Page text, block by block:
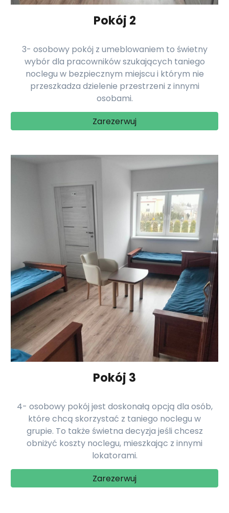
Pokój 2
3- osobowy pokój z umeblowaniem to świetny
wybór dla pracowników szukających taniego
noclegu w bezpiecznym miejscu i którym nie
przeszkadza dzielenie przestrzeni z innymi
osobami.
Zarezerwuj
Pokój 3
4- osobowy pokój jest doskonałą opcją dla osób,
które chcą skorzystać z taniego noclegu w
grupie. To także świetna decyzja jeśli chcesz
obniżyć koszty noclegu, mieszkając z innymi
lokatorami.
Zarezerwuj